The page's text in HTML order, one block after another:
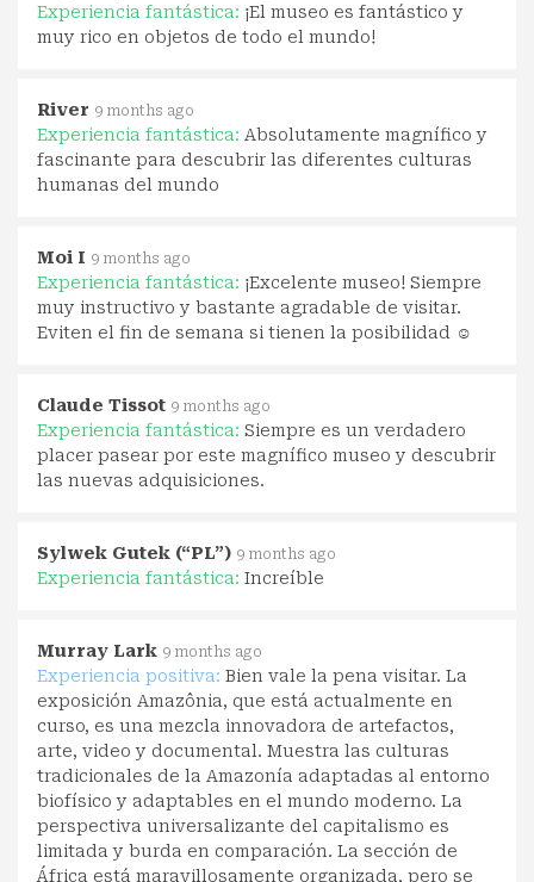
Experiencia fantástica: ¡El museo es fantástico y
muy rico en objetos de todo el mundo!
River 9 months ago
Experiencia fantástica: Absolutamente magnífico y
fascinante para descubrir las diferentes culturas
humanas del mundo
Moi I 9 months ago
Experiencia fantástica: ¡Excelente museo! Siempre
muy instructivo y bastante agradable de visitar.
Eviten el fin de semana si tienen la posibilidad ☺️
Claude Tissot 9 months ago
Experiencia fantástica: Siempre es un verdadero
placer pasear por este magnífico museo y descubrir
las nuevas adquisiciones.
Sylwek Gutek (“PL”) 9 months ago
Experiencia fantástica: Increíble
Murray Lark 9 months ago
Experiencia positiva: Bien vale la pena visitar. La
exposición Amazônia, que está actualmente en
curso, es una mezcla innovadora de artefactos,
arte, video y documental. Muestra las culturas
tradicionales de la Amazonía adaptadas al entorno
biofísico y adaptables en el mundo moderno. La
perspectiva universalizante del capitalismo es
limitada y burda en comparación. La sección de
África está maravillosamente organizada, pero se